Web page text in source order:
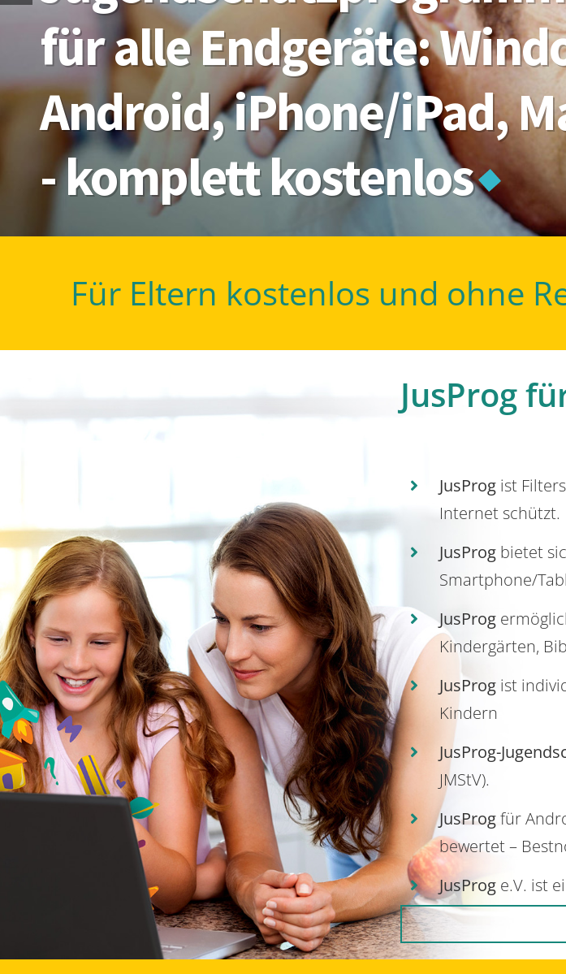
- komplett kostenlos
Android, iPhone/iPad,
für alle Endgeräte:
Für Eltern kostenlos und ohne
JusProg
JusProgist
Internet schützt.
JusProgbietet
Smartphone/
JusProg
Kindergärten,
JusProgist
Kindern
JusProg-
JMStV).
JusProgfür
bewertet –
JusProge.V. ist